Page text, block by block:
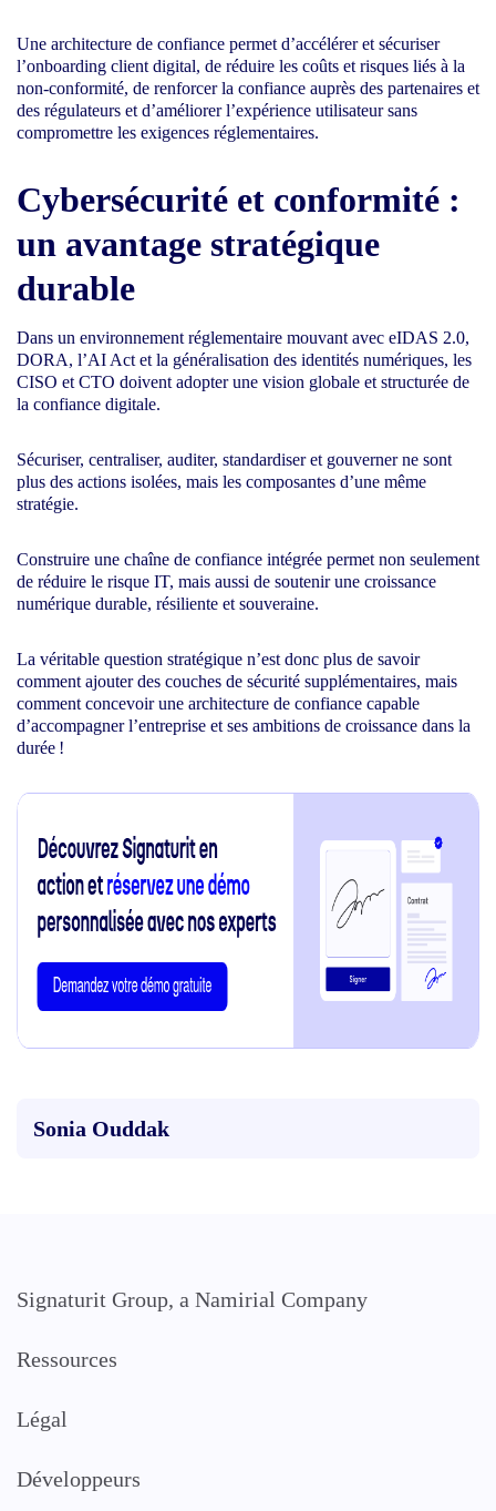
Une architecture de confiance permet d’accélérer et sécuriser
l’onboarding client digital, de réduire les coûts et risques liés à la
non-conformité, de renforcer la confiance auprès des partenaires et
des régulateurs et d’améliorer l’expérience utilisateur sans
compromettre les exigences réglementaires.
Cybersécurité et conformité :
un avantage stratégique
durable
Dans un environnement réglementaire mouvant avec eIDAS 2.0,
DORA, l’AI Act et la généralisation des identités numériques, les
CISO et CTO doivent adopter une vision globale et structurée de
la confiance digitale.
Sécuriser, centraliser, auditer, standardiser et gouverner ne sont
plus des actions isolées, mais les composantes d’une même
stratégie.
Construire une chaîne de confiance intégrée permet non seulement
de réduire le risque IT, mais aussi de soutenir une croissance
numérique durable, résiliente et souveraine.
La véritable question stratégique n’est donc plus de savoir
comment ajouter des couches de sécurité supplémentaires, mais
comment concevoir une architecture de confiance capable
d’accompagner l’entreprise et ses ambitions de croissance dans la
durée !
Sonia Ouddak
Signaturit Group, a Namirial Company
Ressources
Légal
Développeurs